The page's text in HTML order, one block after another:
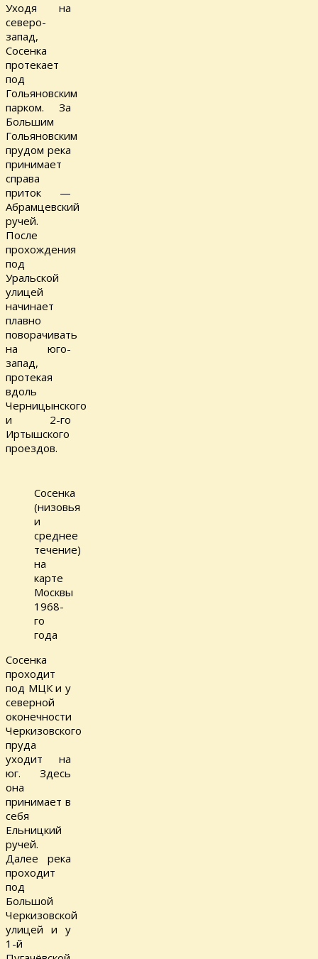
Уходя на
северо-
запад,
Сосенка
протекает
под
Гольяновским
парком. За
Большим
Гольяновским
прудом река
принимает
справа
приток —
Абрамцевский
ручей.
После
прохождения
под
Уральской
улицей
начинает
плавно
поворачивать
на юго-
запад,
протекая
вдоль
Черницынского
и 2-го
Иртышского
проездов.
Сосенка
(низовья
и
среднее
течение)
на
карте
Москвы
1968-
го
года
Сосенка
проходит
под МЦК и у
северной
оконечности
Черкизовского
пруда
уходит на
юг. Здесь
она
принимает в
себя
Ельницкий
ручей.
Далее река
проходит
под
Большой
Черкизовской
улицей и у
1-й